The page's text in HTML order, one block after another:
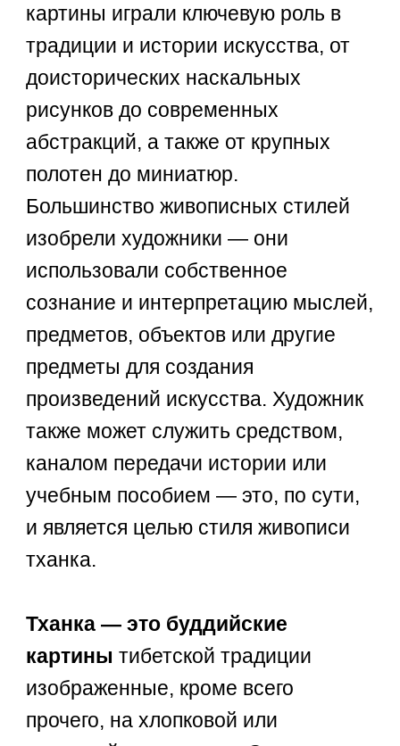
картины играли ключевую роль в
традиции и истории искусства, от
доисторических наскальных
рисунков до современных
абстракций, а также от крупных
полотен до миниатюр.
Большинство живописных стилей
изобрели художники — они
использовали собственное
сознание и интерпретацию мыслей,
предметов, объектов или другие
предметы для создания
произведений искусства. Художник
также может служить средством,
каналом передачи истории или
учебным пособием — это, по сути,
и является целью стиля живописи
тханка.
Тханка — это буддийские
картинытибетской традиции
изображенные, кроме всего
прочего, на хлопковой или